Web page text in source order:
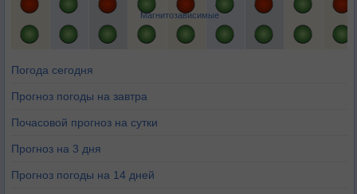
Магнитозависимые
Погода сегодня
Прогноз погоды на завтра
Почасовой прогноз на сутки
Прогноз на 3 дня
Прогноз погоды на 14 дней